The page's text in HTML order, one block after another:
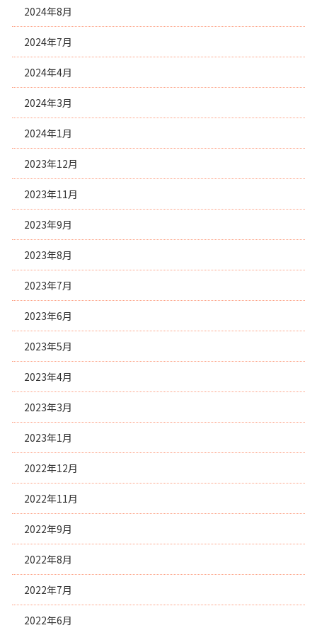
2024年8月
2024年7月
2024年4月
2024年3月
2024年1月
2023年12月
2023年11月
2023年9月
2023年8月
2023年7月
2023年6月
2023年5月
2023年4月
2023年3月
2023年1月
2022年12月
2022年11月
2022年9月
2022年8月
2022年7月
2022年6月